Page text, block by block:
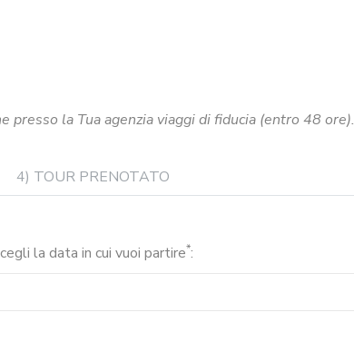
la Tua agenzia viaggi di fiducia (entro 48 ore).
4) TOUR PRENOTATO
la data in cui vuoi partire*: